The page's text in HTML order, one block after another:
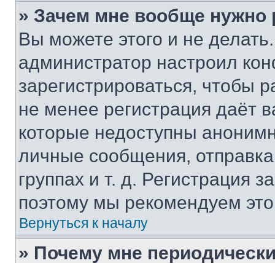
» Зачем мне вообще нужно
Вы можете этого и не
администратор настроил
зарегистрироваться, чтобы
не менее регистрация даёт
которые недоступны
личные сообщения,
группах и т. д. Регистрация
поэтому мы рекомендуем
Вернуться к началу
» Почему мне